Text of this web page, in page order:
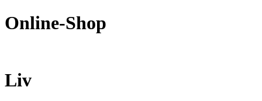
Online-Shop
Liv